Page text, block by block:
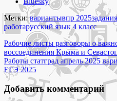
формата
ВПР
2025
по
русскому
языку
4
класс
задания
с
ответами"
Метки:вариантывпр 2025задания
работарусский язык 4 класс
Навигация
по
записям
Рабочие листы разговоры о
воссоединения Крыма и
Работы статград апрель 2025
ЕГЭ 2025
Добавить комментарий